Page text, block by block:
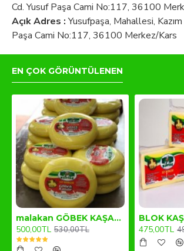
Cd. Yusuf Paşa Cami No:117, 36100
Açık Adres :Yusufpaşa, Mahallesi,
Paşa Cami No:117, 36100 Merkez/Kars
EN ÇOK GÖRÜNTÜLENEN
malakan GÖBEK KAŞAR (1KG)
500,00TL 530,00TL
BLOK
475,00TL